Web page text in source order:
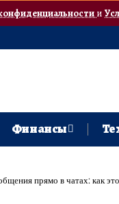
и
Финансы
прямо в чатах: как